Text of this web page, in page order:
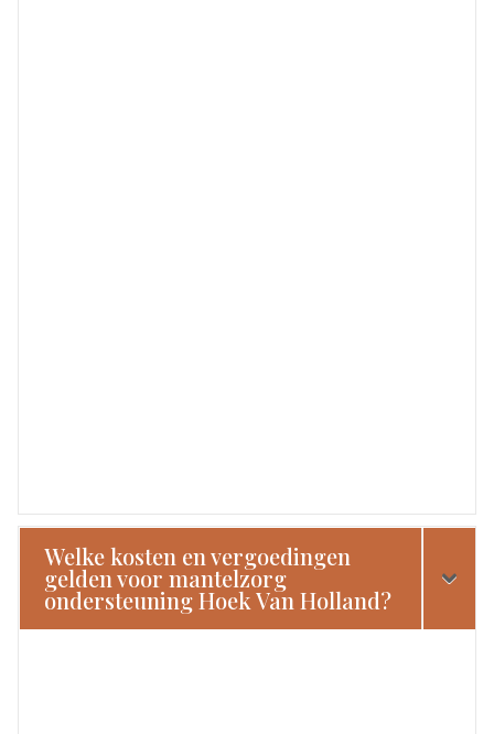
Welke kosten en vergoedingen
gelden voor mantelzorg
ondersteuning Hoek Van Holland?